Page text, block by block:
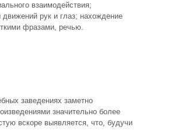
взаимодействия;
рук и глаз; нахождение
фразами, речью.
заведениях заметно
значительно более
вскоре выявляется, что, будучи